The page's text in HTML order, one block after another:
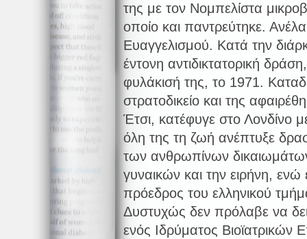
της με τον Νομπελίστα
οποίο και παντρεύτηκε.
Ευαγγελισμού. Κατά την
έντονη αντιδικτατορική
φυλάκισή της, το 1971.
στρατοδικείο και της
Έτσι, κατέφυγε στο Λονδίνο
όλη της τη ζωή ανέπτυξε
των ανθρωπίνων
γυναικών και την ειρήνη,
πρόεδρος του ελληνικού
Δυστυχώς δεν πρόλαβε να
ενός Ιδρύματος Βιοϊατρικών